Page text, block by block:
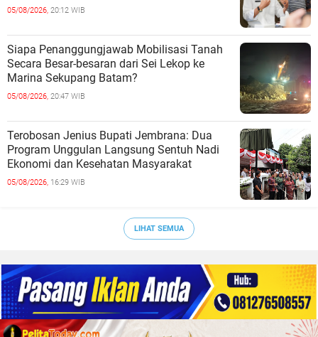
05/08/2026, 20:12 WIB
Siapa Penanggungjawab Mobilisasi Tanah
Secara Besar-besaran dari Sei Lekop ke
Marina Sekupang Batam?
05/08/2026, 20:47 WIB
Terobosan Jenius Bupati Jembrana: Dua
Program Unggulan Langsung Sentuh Nadi
Ekonomi dan Kesehatan Masyarakat
05/08/2026, 16:29 WIB
LIHAT SEMUA